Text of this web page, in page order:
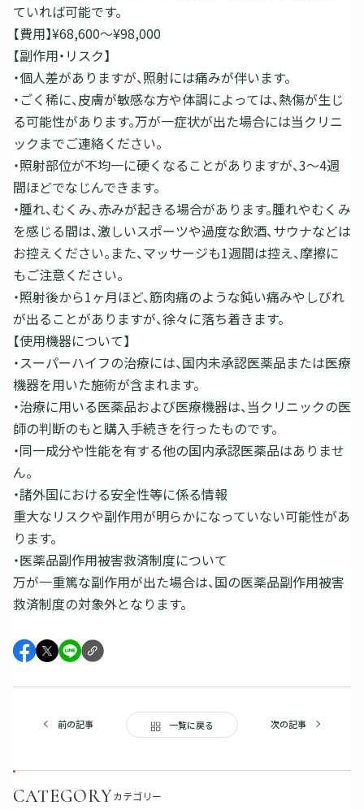
ていれば可能です。
【費用】¥68,600〜¥98,000
【副作用・リスク】
・個人差がありますが、照射には痛みが伴います。
・ごく稀に、皮膚が敏感な方や体調によっては、熱傷が生じ
る可能性があります。万が一症状が出た場合には当クリニ
ックまでご連絡ください。
・照射部位が不均一に硬くなることがありますが、3～4週
間ほどでなじんできます。
・腫れ、むくみ、赤みが起きる場合があります。腫れやむくみ
を感じる間は、激しいスポーツや過度な飲酒、サウナなどは
お控えください。また、マッサージも1週間は控え、摩擦に
もご注意ください。
・照射後から1ヶ月ほど、筋肉痛のような鈍い痛みやしびれ
が出ることがありますが、徐々に落ち着きます。
【使用機器について】
・スーパーハイフの治療には、国内未承認医薬品または医療
機器を用いた施術が含まれます。
・治療に用いる医薬品および医療機器は、当クリニックの医
師の判断のもと購入手続きを行ったものです。
・同一成分や性能を有する他の国内承認医薬品はありませ
ん。
・諸外国における安全性等に係る情報
重大なリスクや副作用が明らかになっていない可能性があ
ります。
・医薬品副作用被害救済制度について
万が一重篤な副作用が出た場合は、国の医薬品副作用被害
救済制度の対象外となります。
前の記事 一覧に戻る 次の記事
CATEGORYカテゴリー